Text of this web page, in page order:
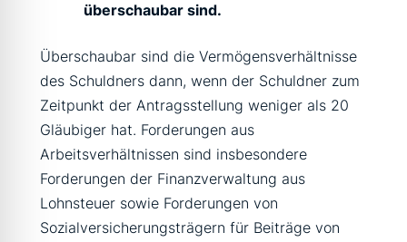
überschaubar sind.
Überschaubar sind die Vermögensverhältnisse
des Schuldners dann, wenn der Schuldner zum
Zeitpunkt der Antragsstellung weniger als 20
Gläubiger hat. Forderungen aus
Arbeitsverhältnissen sind insbesondere
Forderungen der Finanzverwaltung aus
Lohnsteuer sowie Forderungen von
Sozialversicherungsträgern für Beiträge von